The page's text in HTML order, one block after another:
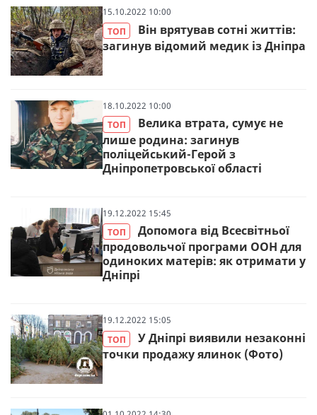
15.10.2022 10:00
ТОП
Він врятував сотні життів:
загинув відомий медик із Дніпра
18.10.2022 10:00
ТОП
Велика втрата, сумує не
лише родина: загинув
поліцейський-Герой з
Дніпропетровської області
19.12.2022 15:45
ТОП
Допомога від Всесвітньої
продовольчої програми ООН для
одиноких матерів: як отримати у
Дніпрі
19.12.2022 15:05
ТОП
У Дніпрі виявили незаконні
точки продажу ялинок (Фото)